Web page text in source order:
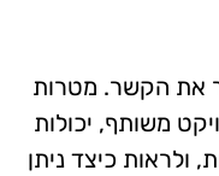
את הקשר. מטרות
משותף, יכולות
ולראות כיצד ניתן